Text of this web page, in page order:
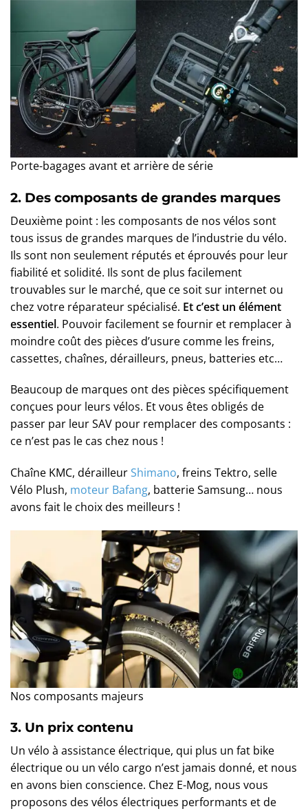
Porte-bagages avant et arrière de série
2. Des composants de grandes marques
Deuxième point : les composants de nos vélos sont
tous issus de grandes marques de l’industrie du vélo.
Ils sont non seulement réputés et éprouvés pour leur
fiabilité et solidité. Ils sont de plus facilement
trouvables sur le marché, que ce soit sur internet ou
chez votre réparateur spécialisé. Et c’est un élément
essentiel. Pouvoir facilement se fournir et remplacer à
moindre coût des pièces d’usure comme les freins,
cassettes, chaînes, dérailleurs, pneus, batteries etc…
Beaucoup de marques ont des pièces spécifiquement
conçues pour leurs vélos. Et vous êtes obligés de
passer par leur SAV pour remplacer des composants :
ce n’est pas le cas chez nous !
Chaîne KMC, dérailleurShimano, freins Tektro, selle
Vélo Plush, moteur Bafang, batterie Samsung… nous
avons fait le choix des meilleurs !
Nos composants majeurs
3. Un prix contenu
Un vélo à assistance électrique, qui plus un fat bike
électrique ou un vélo cargo n’est jamais donné, et nous
en avons bien conscience. Chez E-Mog, nous vous
proposons des vélos électriques performants et de